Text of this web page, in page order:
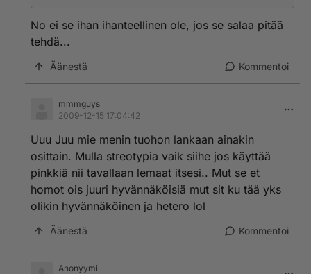
ongelmallinen. Biseksuaalisuus on rikkaus, kun sen
No ei se ihan ihanteellinen ole, jos se salaa pitää
tehdä...
Äänestä Kommentoi
mmmguys
2009-12-15 17:04:42
Uuu Juu mie menin tuohon lankaan ainakin
osittain. Mulla streotypia vaik siihe jos käyttää
pinkkiä nii tavallaan lemaat itsesi.. Mut se et
homot ois juuri hyvännäköisiä mut sit ku tää yks
olikin hyvännäköinen ja hetero lol
Äänestä Kommentoi
Anonyymi